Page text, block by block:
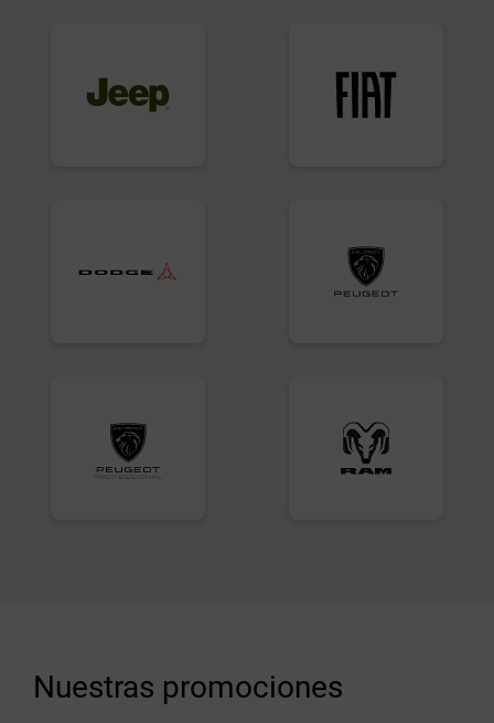
Nuestras promociones